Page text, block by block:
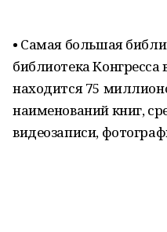
• Самая большая
библиотека Конгресса
находится 75
наименований книг,
видеозаписи,